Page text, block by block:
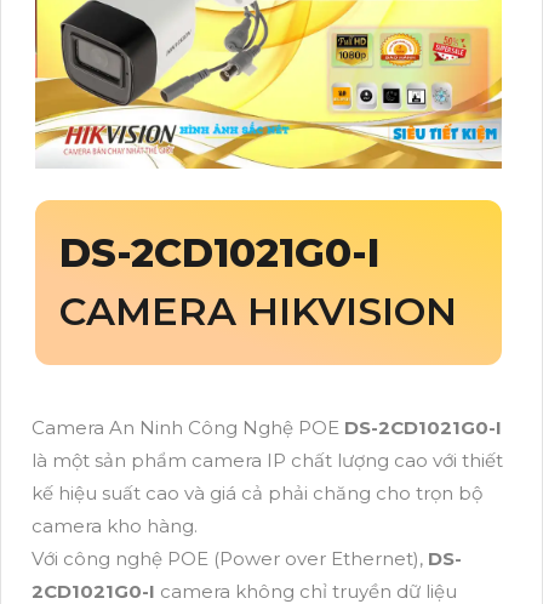
DS-2CD1021G0-I
CAMERA HIKVISION
Camera An Ninh Công Nghệ POE DS-2CD1021G0-I
là một sản phẩm camera IP chất lượng cao với thiết
kế hiệu suất cao và giá cả phải chăng cho trọn bộ
camera kho hàng.
Với công nghệ POE (Power over Ethernet), DS-
2CD1021G0-I camera không chỉ truyền dữ liệu